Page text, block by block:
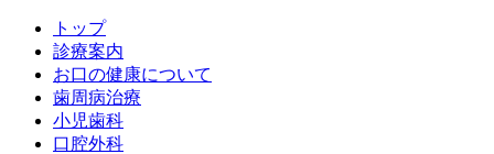
トップ
診療案内
お口の健康について
歯周病治療
小児歯科
口腔外科